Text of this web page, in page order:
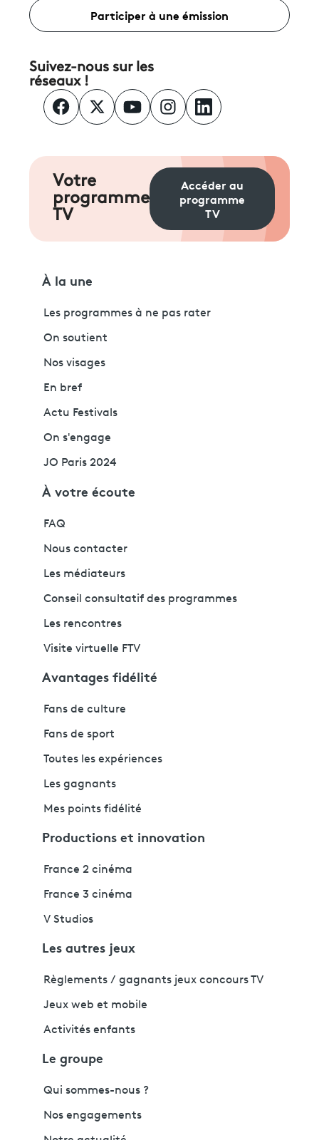
Participer à une émission
Suivez-nous sur les
réseaux !
Votre
programme
TV
Accéder au
programme
TV
À la une
Les programmes à ne pas rater
On soutient
Nos visages
En bref
Actu Festivals
On s'engage
JO Paris 2024
À votre écoute
FAQ
Nous contacter
Les médiateurs
Conseil consultatif des programmes
Les rencontres
Visite virtuelle FTV
Avantages fidélité
Fans de culture
Fans de sport
Toutes les expériences
Les gagnants
Mes points fidélité
Productions et innovation
France 2 cinéma
France 3 cinéma
V Studios
Les autres jeux
Règlements / gagnants jeux concours TV
Jeux web et mobile
Activités enfants
Le groupe
Qui sommes-nous ?
Nos engagements